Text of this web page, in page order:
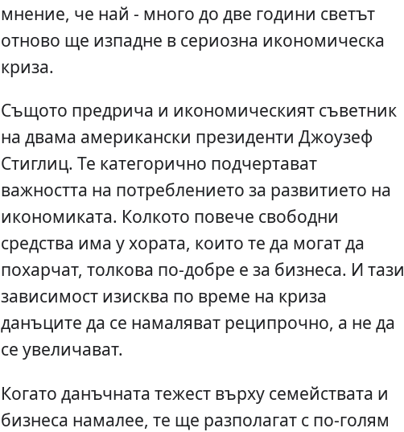
мнение, че най - много до две години светът
отново ще изпадне в сериозна икономическа
криза.
Същото предрича и икономическият съветник
на двама американски президенти Джоузеф
Стиглиц. Те категорично подчертават
важността на потреблението за развитието на
икономиката. Колкото повече свободни
средства има у хората, които те да могат да
похарчат, толкова по-добре е за бизнеса. И тази
зависимост изисква по време на криза
данъците да се намаляват реципрочно, а не да
се увеличават.
Когато данъчната тежест върху семействата и
бизнеса намалее, те ще разполагат с по-голям